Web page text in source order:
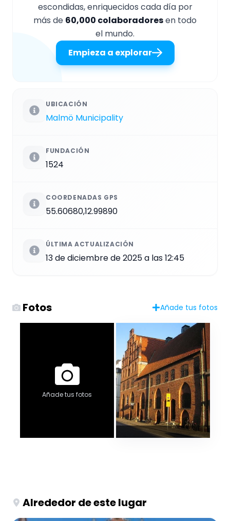
escondidas, enriquecidos cada día por
más de 60,000 colaboradoresen todo
el mundo.
Empieza a explorar
UBICACIÓN
Malmö Municipality
FUNDACIÓN
1524
COORDENADAS GPS
55.60680,12.99890
ÚLTIMA ACTUALIZACIÓN
13 de diciembre de 2025 a las 12:45
Fotos Añade tus fotos
Añade tus fotos
Alrededor de este lugar